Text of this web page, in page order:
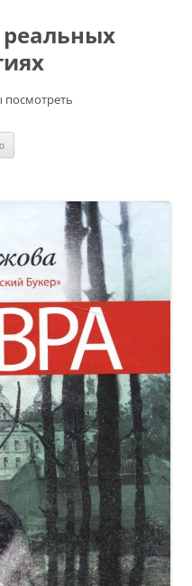
посмотреть